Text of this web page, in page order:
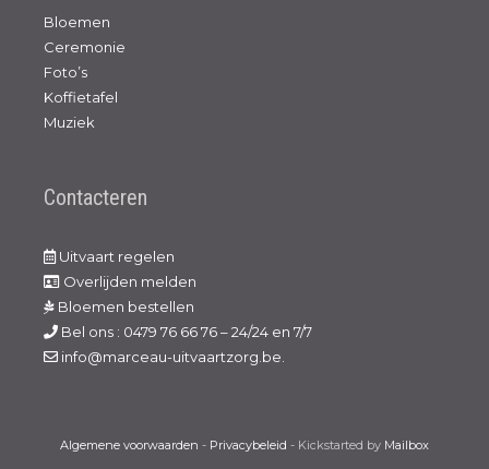
Bloemen
Ceremonie
Foto’s
Koffietafel
Muziek
Contacteren
Uitvaart regelen
Overlijden melden
Bloemen bestellen
Bel ons : 0479 76 66 76 – 24/24 en 7/7
info@marceau-uitvaartzorg.be.
Algemene voorwaarden - Privacybeleid - Kickstarted by Mailbox